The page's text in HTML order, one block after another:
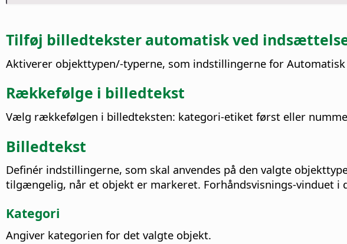
Tilføj billedtekster automatisk ved
Aktiverer objekttypen/-typerne, som indstillingerne for
Rækkefølge i billedtekst
Vælg rækkefølgen i billedteksten: kategori-etiket først eller
Billedtekst
Definér indstillingerne, som skal anvendes på den valgte
tilgængelig, når et objekt er markeret. Forhåndsvisnings-vinduet i
Kategori
Angiver kategorien for det valgte objekt.